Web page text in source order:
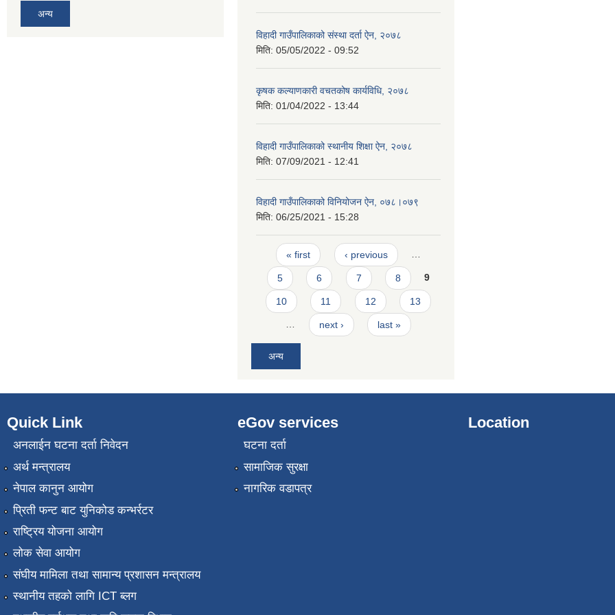
अन्य
विहादी गाउँपालिकाको संस्था दर्ता ऐन, २०७८
मिति: 05/05/2022 - 09:52
कृषक कल्याणकारी वचतकोष कार्यविधि, २०७८
मिति: 01/04/2022 - 13:44
विहादी गाउँपालिकाको स्थानीय शिक्षा ऐन, २०७८
मिति: 07/09/2021 - 12:41
विहादी गाउँपालिकाको विनियोजन ऐन, ०७८।०७९
मिति: 06/25/2021 - 15:28
Pages
« first ‹ previous …
5 6 7 8 9
10 11 12 13
… next › last »
अन्य
Quick Link
अनलाईन घटना दर्ता निवेदन
अर्थ मन्त्रालय
नेपाल कानुन आयोग
प्रिती फन्ट बाट युनिकोड कन्भर्रटर
राष्ट्रिय योजना आयोग
लोक सेवा आयोग
संघीय मामिला तथा सामान्य प्रशासन मन्त्रालय
स्थानीय तहको लागि ICT ब्लग
eGov services
घटना दर्ता
सामाजिक सुरक्षा
नागरिक वडापत्र
Location